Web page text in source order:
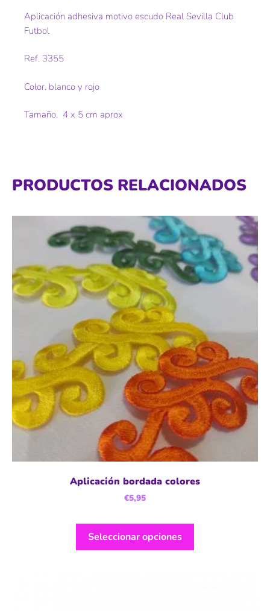
Aplicación adhesiva motivo escudo Real Sevilla Club
Futbol
Ref. 3355
Color. blanco y rojo
Tamaño. 4 x 5 cm aprox
PRODUCTOS RELACIONADOS
Aplicación bordada colores
€5,95
Seleccionar opciones